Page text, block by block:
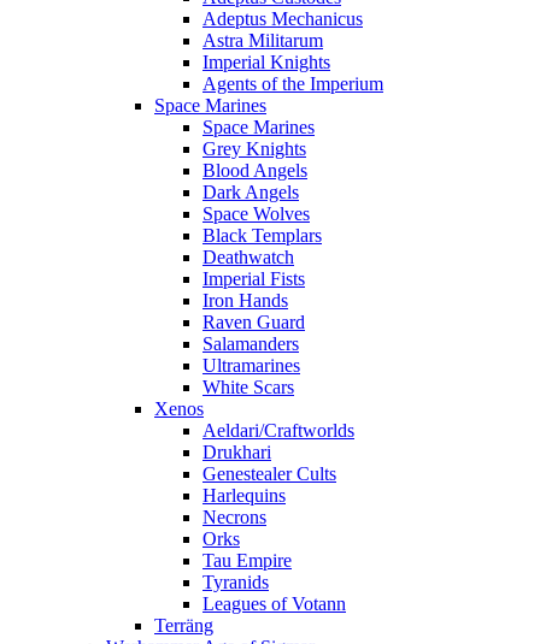
Adeptus Mechanicus
Astra Militarum
Imperial Knights
Agents of the Imperium
Space Marines
Space Marines
Grey Knights
Blood Angels
Dark Angels
Space Wolves
Black Templars
Deathwatch
Imperial Fists
Iron Hands
Raven Guard
Salamanders
Ultramarines
White Scars
Xenos
Aeldari/Craftworlds
Drukhari
Genestealer Cults
Harlequins
Necrons
Orks
Tau Empire
Tyranids
Leagues of Votann
Terräng